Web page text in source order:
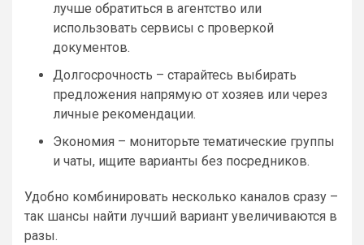
лучше обратиться в агентство или
использовать сервисы с проверкой
документов.
Долгосрочность – старайтесь выбирать
предложения напрямую от хозяев или через
личные рекомендации.
Экономия – мониторьте тематические группы
и чаты, ищите варианты без посредников.
Удобно комбинировать несколько каналов сразу –
так шансы найти лучший вариант увеличиваются в
разы.